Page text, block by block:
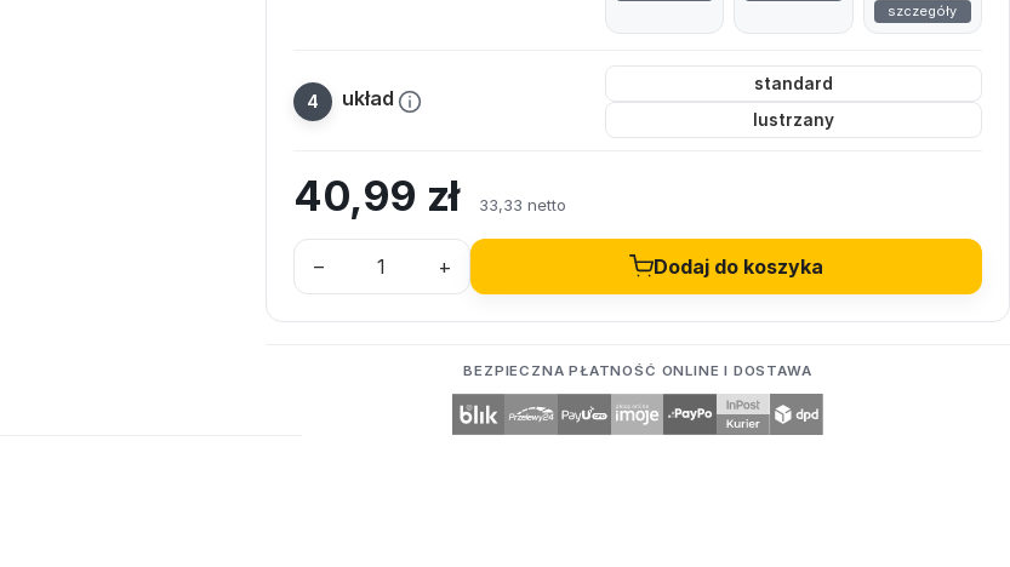
szczegóły
układ
standard
lustrzany
40,99 zł 33,33 netto
– + Dodaj do koszyka
BEZPIECZNA PŁATNOŚĆ ONLINE I DOSTAWA